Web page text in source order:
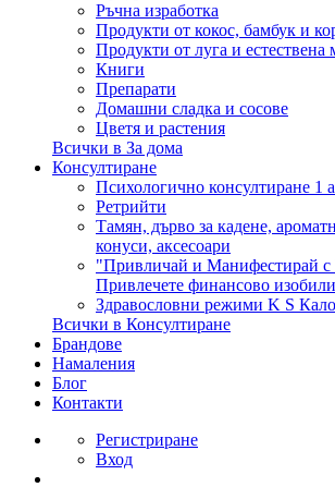
Ръчна изработка
Продукти от кокос, бамбук и
Продукти от луга и естествена
Книги
Препарати
Домашни сладка и сосове
Цветя и растения
Всички в За дома
Консултиране
Психологично консултиране 1
Ретрийти
Тамян, дърво за кадене,
конуси, аксесоари
"Привличай и Манифестирай
Привлечете финансово
Здравословни режими K S
Всички в Консултиране
Брандове
Намаления
Блог
Контакти
Регистриране
Вход